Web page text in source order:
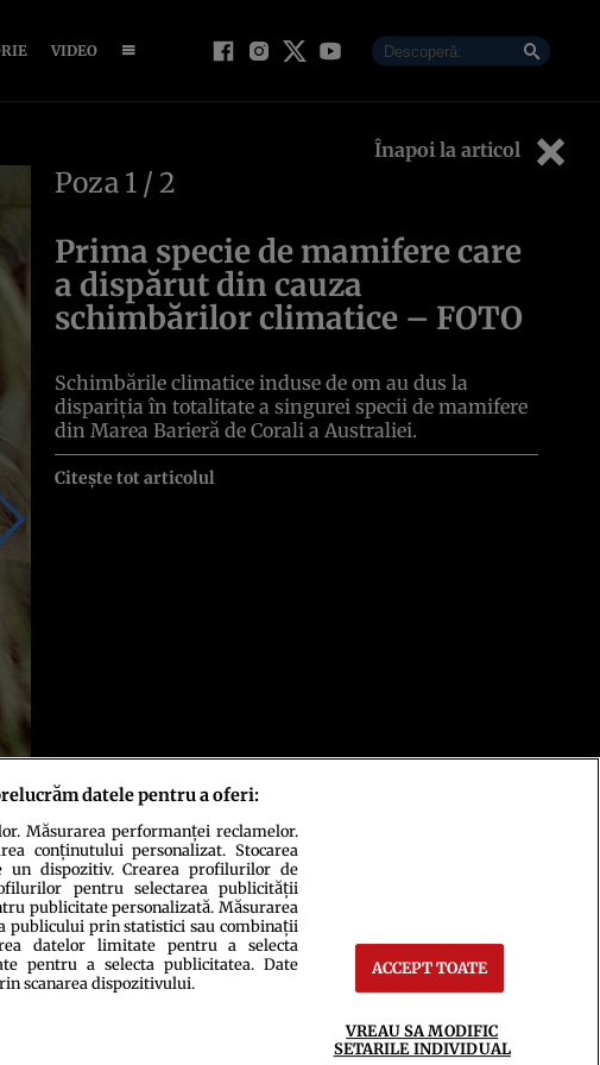
VIDEO
Înapoi la articol
Poza 1 / 2
Prima specie de mamifere care
a dispărut din cauza
schimbărilor climatice – FOTO
Schimbările climatice induse de om au dus la
dispariţia în totalitate a singurei specii de mamifere
din Marea Barieră de Corali a Australiei.
Citește tot articolul
datele pentru a oferi:
Măsurarea performanței reclamelor.
conținutului personalizat. Stocarea
un dispozitiv. Crearea profilurilor de
pentru selectarea publicității
publicitate personalizată. Măsurarea
publicului prin statistici sau combinații
datelor limitate pentru a selecta
pentru a selecta publicitatea. Date
scanarea dispozitivului.
ACCEPT TOATE
VREAU SA MODIFIC
SETARILE INDIVIDUAL